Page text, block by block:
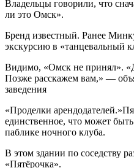
Владельцы говорили, что
ли это Омск».
Бренд известный. Ранее
экскурсию в «танцевальный
Видимо, «Омск не принял».
Позже расскажем вам,» —
заведения
«Проделки
единственное, что может
паблике ночного клуба.
В этом здании по соседству
«Пятёрочка».